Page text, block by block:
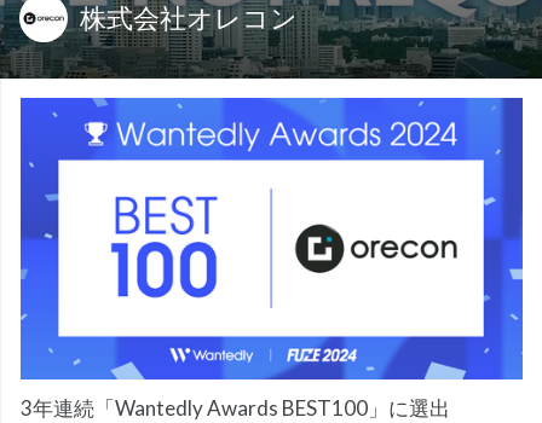
株式会社オレコン
3年連続「Wantedly Awards BEST100」に選出